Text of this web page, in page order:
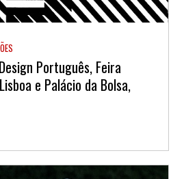
Português, Feira
e Palácio da Bolsa,